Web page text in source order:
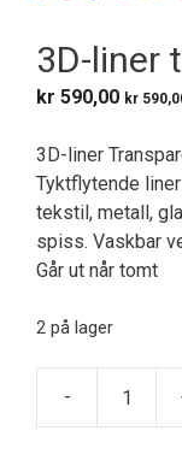
3D-liner
kr 590,00 kr
3D-liner
Tyktflytende
tekstil, metall,
spiss. Vaskbar
Går ut når tomt
2 på lager
-